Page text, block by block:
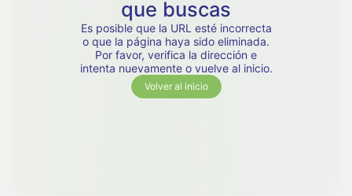
que buscas
Es posible que la URL esté incorrecta
o que la página haya sido eliminada.
Por favor, verifica la dirección e
intenta nuevamente o vuelve al inicio.
Volver al inicio